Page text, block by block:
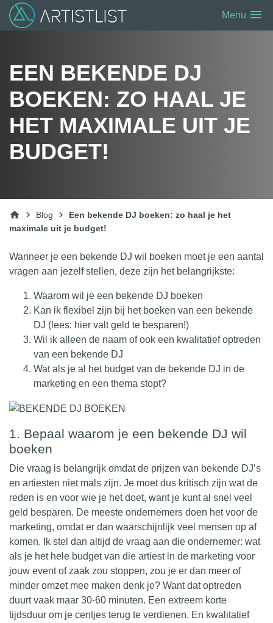
Menu menu
EEN BEKENDE DJ
BOEKEN: ZO HAAL JE
HET MAXIMALE UIT JE
BUDGET!
home chevron_right Blog chevron_right
Een bekende DJ boeken: zo haal je het
maximale uit je budget!
Wanneer je een bekende DJ wil boeken moet je een aantal
vragen aan jezelf stellen, deze zijn het belangrijkste:
Waarom wil je een bekende DJ boeken
Kan ik flexibel zijn bij het boeken van een bekende
DJ (lees: hier valt geld te besparen!)
Wil ik alleen de naam of ook een kwalitatief optreden
van een bekende DJ
Wat als je al het budget van de bekende DJ in de
marketing en een thema stopt?
1. Bepaal waarom je een bekende DJ wil
boeken
Die vraag is belangrijk omdat de prijzen van bekende DJ’s
en artiesten niet mals zijn. Je moet dus kritisch zijn wat de
reden is en voor wie je het doet, want je kunt al snel veel
geld besparen. De meeste ondernemers doen het voor de
marketing, omdat er dan waarschijnlijk veel mensen op af
komen. Ik stel dan altijd de vraag aan die ondernemer: wat
als je het hele budget van die artiest in de marketing voor
jouw event of zaak zou stoppen, zou je er dan meer of
minder omzet mee maken denk je? Want dat optreden
duurt vaak maar 30-60 minuten. Een extreem korte
tijdsduur om je centjes terug te verdienen. En kwalitatief